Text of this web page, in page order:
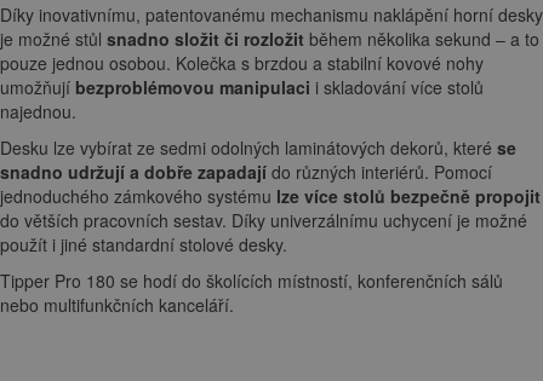
Díky inovativnímu, patentovanému mechanismu naklápění horní desky
je možné stůl snadno složit či rozložit během několika sekund – a to
pouze jednou osobou. Kolečka s brzdou a stabilní kovové nohy
umožňují bezproblémovou manipulaci i skladování více stolů
najednou.
Desku lze vybírat ze sedmi odolných laminátových dekorů, které se
snadno udržují a dobře zapadají do různých interiérů. Pomocí
jednoduchého zámkového systému lze více stolů bezpečně propojit
do větších pracovních sestav. Díky univerzálnímu uchycení je možné
použít i jiné standardní stolové desky.
Tipper Pro 180 se hodí do školících místností, konferenčních sálů
nebo multifunkčních kanceláří.